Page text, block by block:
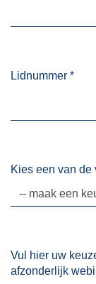
Lidnummer *
Kies een van
Vul hier uw
afzonderlijk